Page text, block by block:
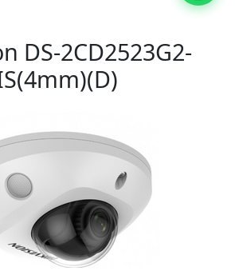
DS-2CD2523G2-